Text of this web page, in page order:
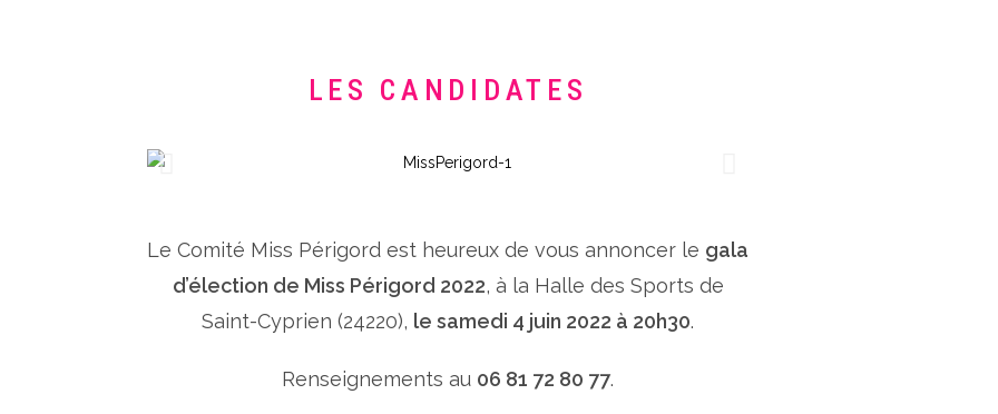
LES CANDIDATES
Le Comité Miss Périgord est heureux de vous annoncer le gala
d’élection de Miss Périgord 2022, à la Halle des Sports de
Saint-Cyprien (24220), le samedi 4 juin 2022 à 20h30.
Renseignements au 06 81 72 80 77.